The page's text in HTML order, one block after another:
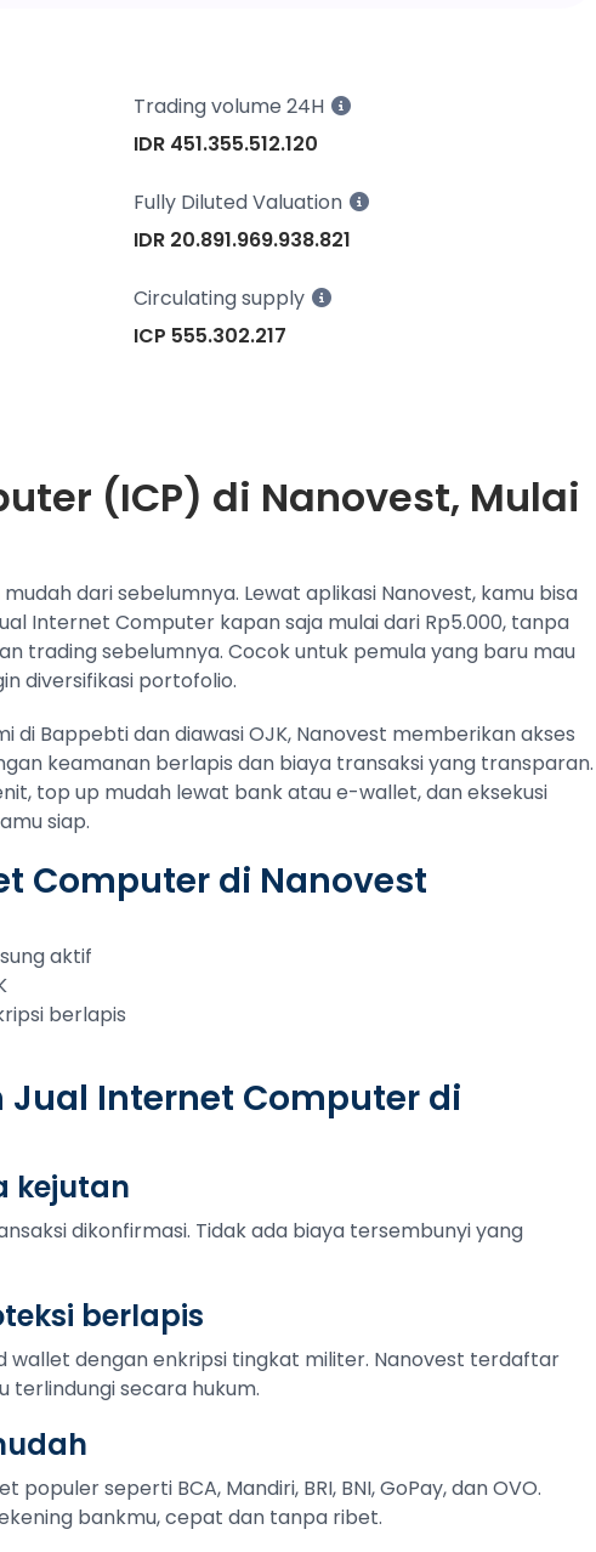
Trading volume 24H
IDR 451.355.512.120
Fully Diluted Valuation
IDR 20.891.969.938.821
Circulating supply
ICP 555.302.217
(ICP) di Nanovest, Mulai
dari sebelumnya. Lewat aplikasi Nanovest, kamu bisa
Internet Computer kapan saja mulai dari Rp5.000, tanpa
trading sebelumnya. Cocok untuk pemula yang baru mau
diversifikasi portofolio.
Bappebti dan diawasi OJK, Nanovest memberikan akses
keamanan berlapis dan biaya transaksi yang transparan.
top up mudah lewat bank atau e-wallet, dan eksekusi
siap.
Computer di Nanovest
aktif
berlapis
Jual Internet Computer di
kejutan
dikonfirmasi. Tidak ada biaya tersembunyi yang
berlapis
wallet dengan enkripsi tingkat militer. Nanovest terdaftar
terlindungi secara hukum.
seperti BCA, Mandiri, BRI, BNI, GoPay, dan OVO.
bankmu, cepat dan tanpa ribet.